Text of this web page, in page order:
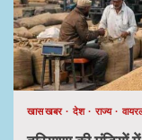
खास खबर देश राज्य